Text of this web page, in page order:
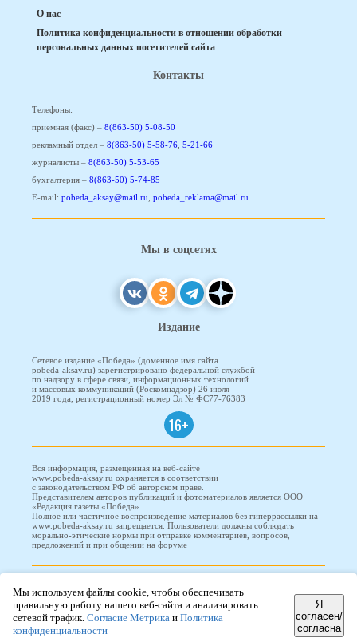
О нас
Политика конфиденциальности в отношении обработки
персональных данных посетителей сайта
Контакты
Телефоны:
приемная (факс) – 8(863-50) 5-08-50
рекламный отдел – 8(863-50) 5-58-76 5-21-66
журналисты – 8(863-50) 5-53-65
бухгалтерия – 8(863-50) 5-74-85
E-mail: pobeda_aksay@mail.ru pobeda_reklama@mail.ru
Мы в соцсетях
Издание
Сетевое издание «Победа» (доменное имя сайта
pobeda-aksay.ru) зарегистрировано федеральной службой
по надзору в сфере связи, информационных технологий
и массовых коммуникаций (Роскомнадзор) 26 июля
2019 года, регистрационный номер Эл № ФС77-76383
16+
Вся информация, размещенная на веб-сайте
www.pobeda-aksay.ru охраняется в соответствии
с законодательством РФ об авторском праве.
Представителем авторов публикаций и фотоматериалов является ООО
«Редакция газеты «Победа».
Полное или частичное воспроизведение материалов без гиперрассылки на
www.pobeda-aksay.ru запрещается. Пользователи должны соблюдать
морально-этические нормы при отправке комментариев, вопросов,
предложений и при общении на форуме
ООО "Проводник"
Мы используем файлы cookie, чтобы обеспечивать
правильную работу нашего веб-сайта и анализировать
сетевой трафик. Согласие Метрика и Политика
конфиденциальности
Я
согласен/
согласна